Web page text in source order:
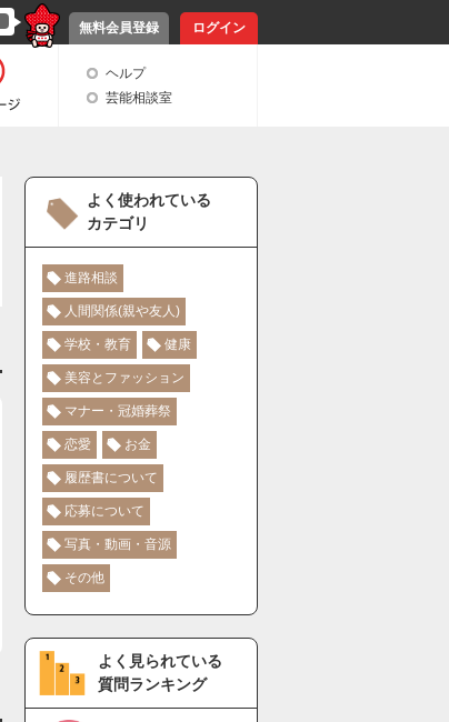
無料会員登録 ログイン
ヘルプ
芸能相談室
よく使われている
カテゴリ
進路相談
人間関係(親や友人)
学校・教育 健康
美容とファッション
マナー・冠婚葬祭
恋愛 お金
履歴書について
応募について
写真・動画・音源
その他
よく見られている
質問ランキング